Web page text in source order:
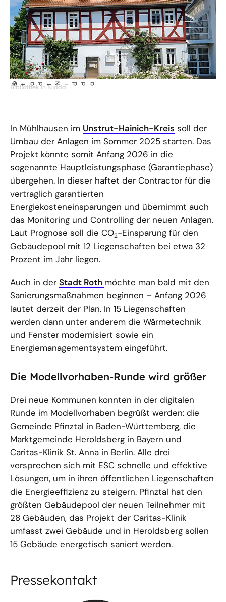
©
St
ad
t N
i dda
Bibliothek in Nidda
In Mühlhausen im Unstrut-Hainich-Kreis soll der
Umbau der Anlagen im Sommer 2025 starten. Das
Projekt könnte somit Anfang 2026 in die
sogenannte Hauptleistungsphase (Garantiephase)
übergehen. In dieser haftet der Contractor für die
vertraglich garantierten
Energiekosteneinsparungen und übernimmt auch
das Monitoring und Controlling der neuen Anlagen.
Laut Prognose soll die CO2-Einsparung für den
Gebäudepool mit 12 Liegenschaften bei etwa 32
Prozent im Jahr liegen.
Auch in der Stadt Roth möchte man bald mit den
Sanierungsmaßnahmen beginnen – Anfang 2026
lautet derzeit der Plan. In 15 Liegenschaften
werden dann unter anderem die Wärmetechnik
und Fenster modernisiert sowie ein
Energiemanagementsystem eingeführt.
Die Modellvorhaben-Runde wird größer
Drei neue Kommunen konnten in der digitalen
Runde im Modellvorhaben begrüßt werden: die
Gemeinde Pfinztal in Baden-Württemberg, die
Marktgemeinde Heroldsberg in Bayern und
Caritas-Klinik St. Anna in Berlin. Alle drei
versprechen sich mit ESC schnelle und effektive
Lösungen, um in ihren öffentlichen Liegenschaften
die Energieeffizienz zu steigern. Pfinztal hat den
größten Gebäudepool der neuen Teilnehmer mit
28 Gebäuden, das Projekt der Caritas-Klinik
umfasst zwei Gebäude und in Heroldsberg sollen
15 Gebäude energetisch saniert werden.
Pressekontakt